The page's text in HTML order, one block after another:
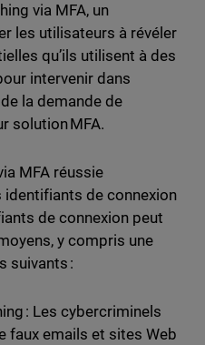
via MFA, un
les utilisateurs à révéler
qu’ils utilisent à des
intervenir dans
la demande de
solution MFA.
MFA réussie
de connexion
de connexion peut
y compris une
suivants :
: Les cybercriminels
faux emails et sites Web